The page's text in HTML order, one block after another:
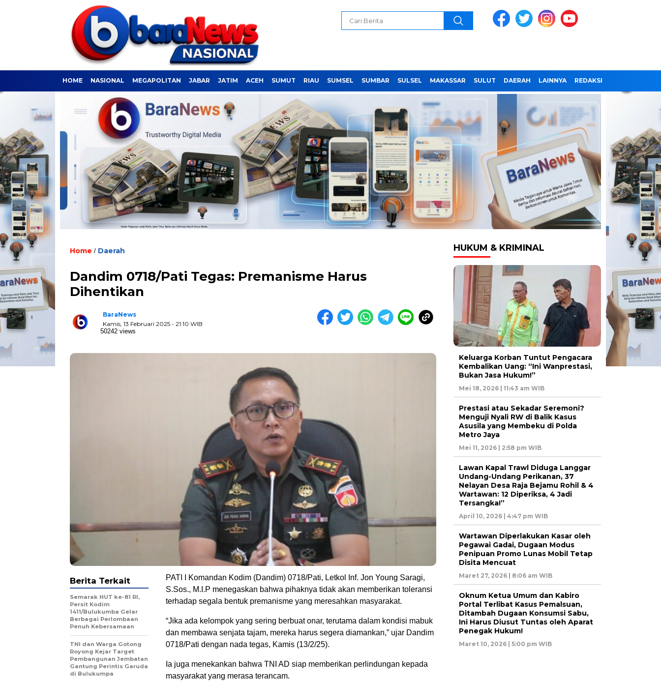
HOME NASIONAL MEGAPOLITAN JABAR JATIM ACEH SUMUT RIAU SUMSEL SUMBAR SULSEL MAKASSAR SULUT DAERAH LAINNYA REDAKSI
Home / Daerah
Dandim 0718/Pati Tegas: Premanisme Harus
Dihentikan
BaraNews
Kamis, 13 Februari 2025 - 21:10 WIB
50242 views
PATI I Komandan Kodim (Dandim) 0718/Pati, Letkol Inf. Jon Young Saragi,
S.Sos., M.I.P menegaskan bahwa pihaknya tidak akan memberikan toleransi
terhadap segala bentuk premanisme yang meresahkan masyarakat.
“Jika ada kelompok yang sering berbuat onar, terutama dalam kondisi mabuk
dan membawa senjata tajam, mereka harus segera diamankan,” ujar Dandim
0718/Pati dengan nada tegas, Kamis (13/2/25).
Ia juga menekankan bahwa TNI AD siap memberikan perlindungan kepada
masyarakat yang merasa terancam.
Berita Terkait
Semarak HUT ke-81 RI,
Persit Kodim
1411/Bulukumba Gelar
Berbagai Perlombaan
Penuh Kebersamaan
TNI dan Warga Gotong
Royong Kejar Target
Pembangunan Jembatan
Gantung Perintis Garuda
di Bulukumpa
HUKUM & KRIMINAL
Keluarga Korban Tuntut Pengacara
Kembalikan Uang: “Ini Wanprestasi,
Bukan Jasa Hukum!”
Mei 18, 2026 | 11:43 am WIB
Prestasi atau Sekadar Seremoni?
Menguji Nyali RW di Balik Kasus
Asusila yang Membeku di Polda
Metro Jaya
Mei 11, 2026 | 2:58 pm WIB
Lawan Kapal Trawl Diduga Langgar
Undang-Undang Perikanan, 37
Nelayan Desa Raja Bejamu Rohil & 4
Wartawan: 12 Diperiksa, 4 Jadi
Tersangka!”
April 10, 2026 | 4:47 pm WIB
Wartawan Diperlakukan Kasar oleh
Pegawai Gadai, Dugaan Modus
Penipuan Promo Lunas Mobil Tetap
Disita Mencuat
Maret 27, 2026 | 8:06 am WIB
Oknum Ketua Umum dan Kabiro
Portal Terlibat Kasus Pemalsuan,
Ditambah Dugaan Konsumsi Sabu,
Ini Harus Diusut Tuntas oleh Aparat
Penegak Hukum!
Maret 10, 2026 | 5:00 pm WIB